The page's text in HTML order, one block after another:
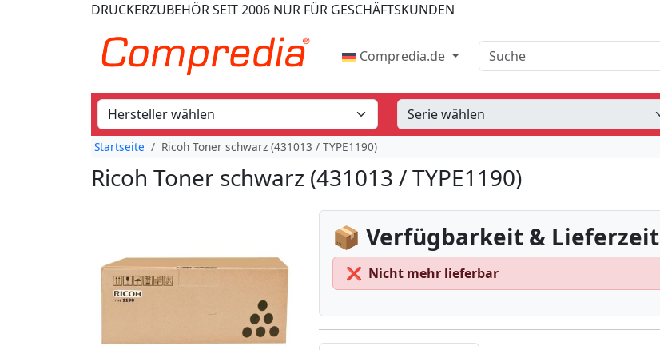
DRUCKERZUBEHÖRSEIT 2006 NUR FÜR GESCHÄFTSKUNDEN
Compredia.de Suche
Startseite Ricoh Toner schwarz (431013 / TYPE1190)
Ricoh Toner schwarz (431013 / TYPE1190)
📦 Verfügbarkeit & Lieferzeit
❌ Nicht mehr lieferbar